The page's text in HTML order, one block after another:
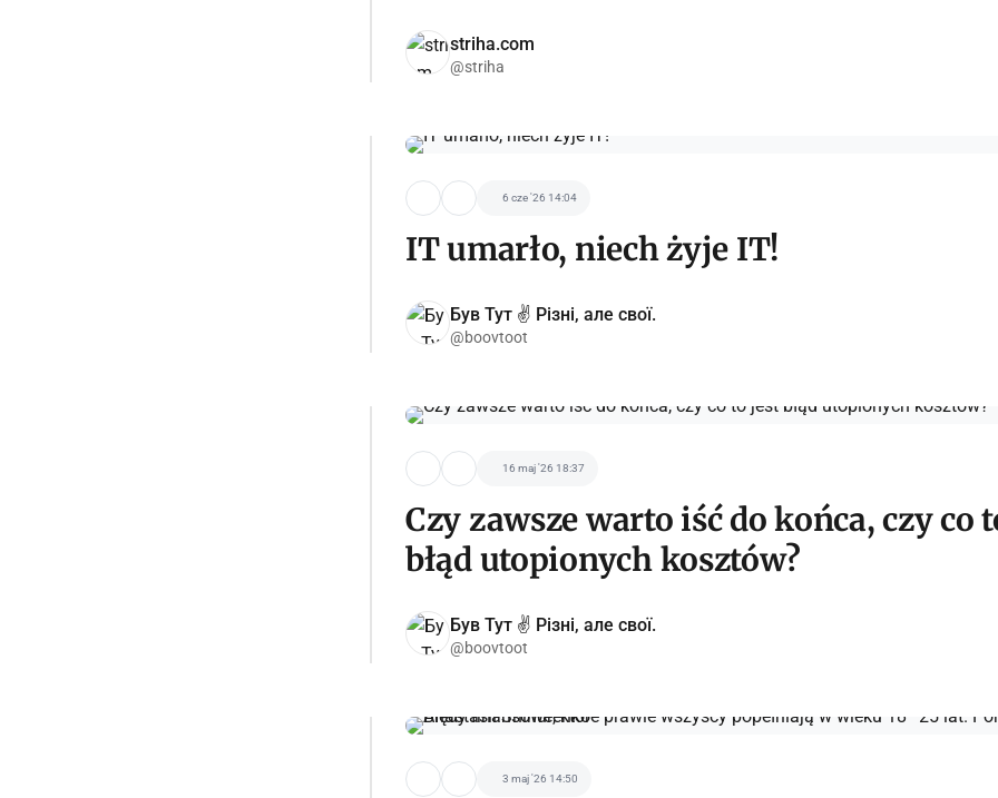
striha.com
@striha
6 cze '26 14:04
IT umarło, niech żyje IT!
Був Тут ✌️ Різні, але свої.
@boovtoot
16 maj '26 18:37
Czy zawsze warto iść do końca, czy co
błąd utopionych kosztów?
Був Тут ✌️ Різні, але свої.
@boovtoot
3 maj '26 14:50